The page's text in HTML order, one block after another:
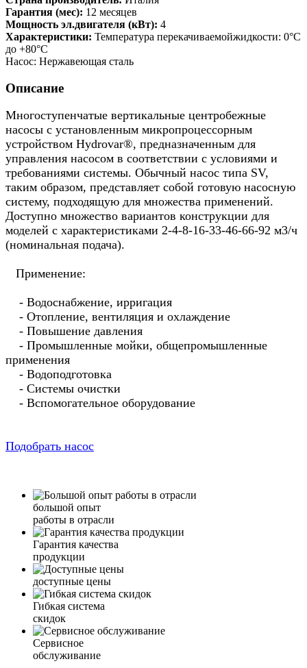
Гарантия (мес): 12 месяцев
Мощность эл.двигателя (кВт): 4
Характеристики: Температура перекачиваемойжидкости: 0°C
до +80°C
Насос: Нержавеющая сталь
Описание
Многоступенчатые вертикальные центробежные
насосы с установленным микропроцессорным
устройством Hydrovar®, предназначенным для
управления насосом в соответствии с условиями и
требованиями системы. Обычный насос типа SV,
таким образом, представляет собой готовую насосную
систему, подходящую для множества применений.
Доступно множество вариантов конструкции для
моделей с характеристиками 2-4-8-16-33-46-66-92 м3/ч
(номинальная подача).
Применение:
- Водоснабжение, ирригация
- Отопление, вентиляция и охлаждение
- Повышение давления
- Промышленные мойки, общепромышленные
применения
- Водоподготовка
- Системы очистки
- Вспомогательное оборудование
Подобрать насос
большой опыт
работы в отрасли
Гарантия качества
продукции
доступные цены
Гибкая система
скидок
Сервисное
обслуживание